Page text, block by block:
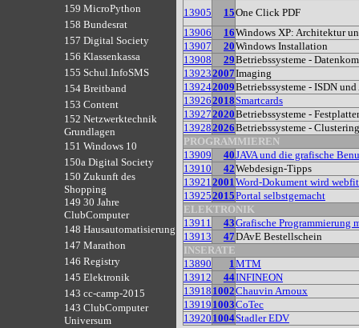
159 MicroPython
158 Bundesrat
157 Digital Society
156 Klassenkassa
155 Schul.InfoSMS
154 Breitband
153 Content
152 Netzwerktechnik
Grundlagen
151 Windows 10
150a Digital Society
150 Zukunft des
Shopping
149 30 Jahre
ClubComputer
148 Hausautomatisierung
147 Marathon
146 Registry
145 Elektronik
143 cc-camp-2015
143 ClubComputer
Universum
13905 15One Click PDF
13906
16Windows XP: Architektur
13907
20Windows Installation
13908
29Betriebssysteme -
139232007Imaging
139242009Betriebssysteme - ISDN
139262018Smartcards
139272020Betriebssysteme -
139282026Betriebssysteme - Clustering
PROGRAMMIEREN
13909
40JAVA und die grafische
13910
42Webdesign-Tipps
139212001Word-Dokument wird webfit
139252015Portal selbstgemacht
ELEKTRONIK
13911
43Grafische Programmierung
13913
47DAvE Bestellschein
INSERATE
13890
1MTM
13912
44INFINEON
13918 1002Chauvin Arnoux
13919 1003CoTec
13920 1004Stadler EDV